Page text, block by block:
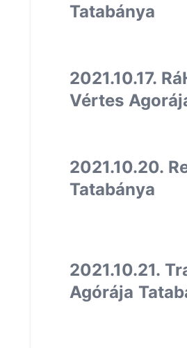
Tatabánya
2021.10.17.
Vértes
2021.10.20.
Tatabánya
2021.10.21.
Agórája